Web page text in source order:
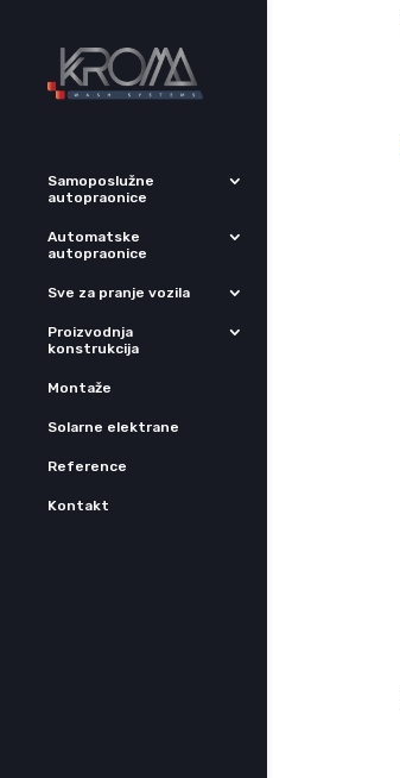
Samoposlužne
autopraonice
Automatske
autopraonice
Sve za pranje vozila
Proizvodnja
konstrukcija
Montaže
Solarne elektrane
Reference
Kontakt